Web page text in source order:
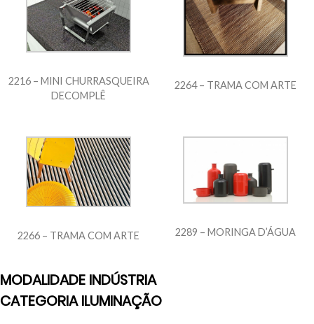
2216 – MINI CHURRASQUEIRA
DECOMPLÊ
2264 – TRAMA COM ARTE
2266 – TRAMA COM ARTE 2289 – MORINGA D’ÁGUA
MODALIDADE INDÚSTRIA
CATEGORIA ILUMINAÇÃO